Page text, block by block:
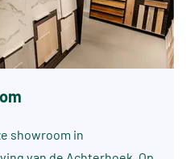
showroom in